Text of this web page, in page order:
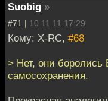
Suobig »
#71 | 10.11.11 17:29
Кому: X-RC, #68
> Нет, они боролись
самосохранения.